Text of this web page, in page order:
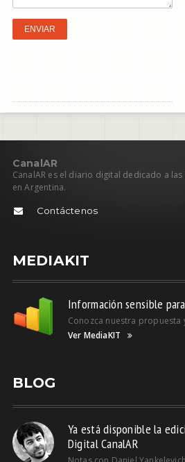
CanalAR
CanalAR es el diario digital dedicado a las
en Argentina.
Contáctenos
MEDIAKIT
Información sensible
Conozca nuestra propuesta
Ver MediaKIT
BLOG
Ya está disponible la
Digital CanalAR